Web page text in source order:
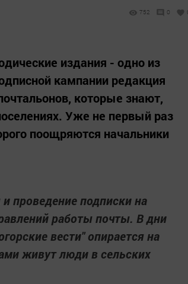
752 0
издания - одно из
кампании редакция
которые знают,
Уже не первый раз
поощряются начальники
проведение подписки на
работы почты. В дни
вести" опирается на
живут люди в сельских